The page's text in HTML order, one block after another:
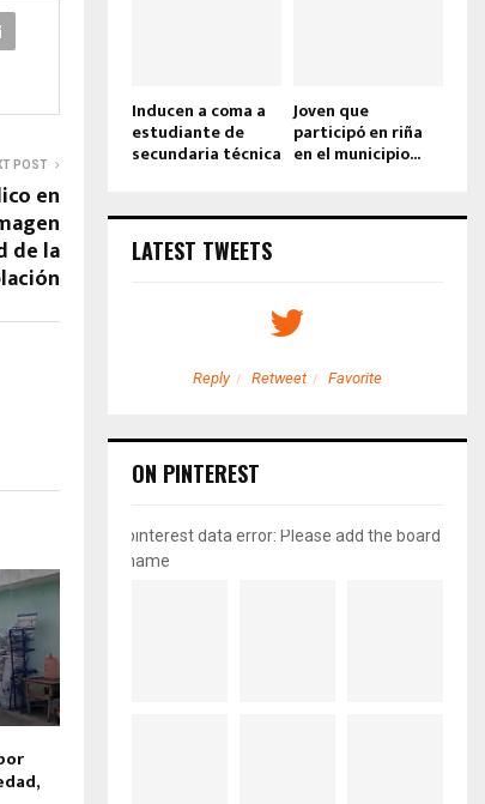
POST
en
de la
Inducen a coma a
estudiante de
secundaria técnica
Joven que
participó en riña
en el municipio...
LATEST TWEETS
Reply Retweet Favorite
ON PINTEREST
pinterest data error: Please add the board
name